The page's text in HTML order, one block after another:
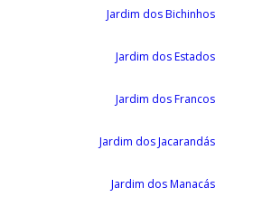
Jardim dos Bichinhos
Jardim dos Estados
Jardim dos Francos
Jardim dos Jacarandás
Jardim dos Manacás